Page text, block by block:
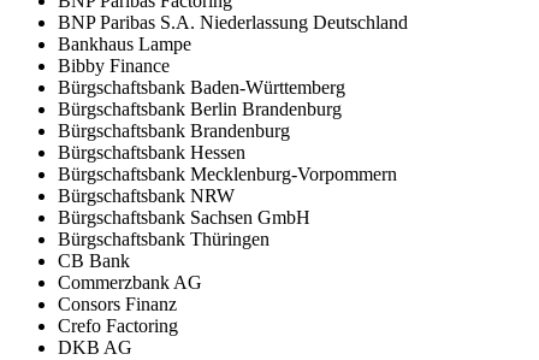
BNP Paribas S.A. Niederlassung Deutschland
Bankhaus Lampe
Bibby Finance
Bürgschaftsbank Baden-Württemberg
Bürgschaftsbank Berlin Brandenburg
Bürgschaftsbank Brandenburg
Bürgschaftsbank Hessen
Bürgschaftsbank Mecklenburg-Vorpommern
Bürgschaftsbank NRW
Bürgschaftsbank Sachsen GmbH
Bürgschaftsbank Thüringen
CB Bank
Commerzbank AG
Consors Finanz
Crefo Factoring
DKB AG